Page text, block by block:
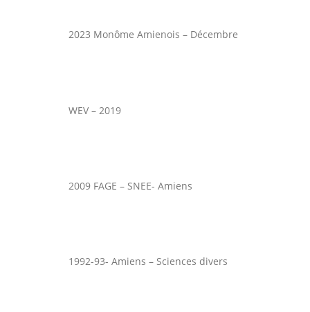
2023 Monôme Amienois – Décembre
WEV – 2019
2009 FAGE – SNEE- Amiens
1992-93- Amiens – Sciences divers